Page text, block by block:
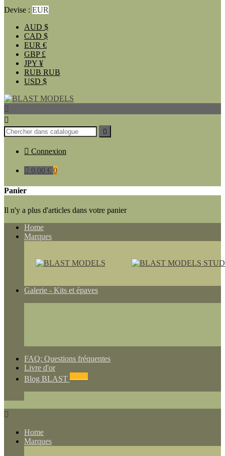
Devise : EUR
AUD $
CAD $
EUR €
GBP £
JPY ¥
RUB RUB
USD $



 Connexion
 0,00 € 0
Panier
Il n'y a plus d'articles dans votre panier
Home
Marques
Galerie - Kits et épaves
FAQ: Questions fréquentes
Livre d'or
Blog BLAST

Home
Marques